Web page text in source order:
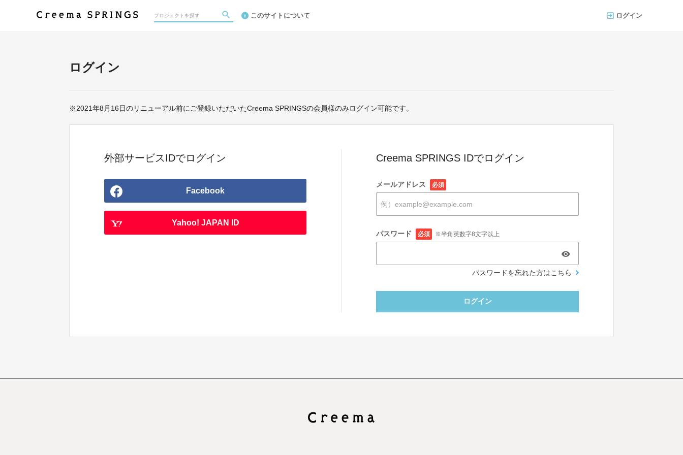
このサイトについて ログイン
ログイン
※2021年8月16日のリニューアル前にご登録いただいたCreema SPRINGSの会員様のみログイン可能です。
外部サービスIDでログイン
Facebook
Yahoo! JAPAN ID
Creema SPRINGS IDでログイン
メールアドレス 必須
パスワード 必須 ※半角英数字8文字以上
パスワードを忘れた方はこちら
ログイン